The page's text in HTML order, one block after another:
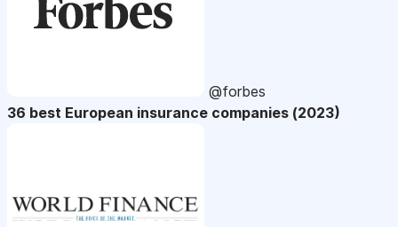
@forbes
36 best European insurance companies (2023)